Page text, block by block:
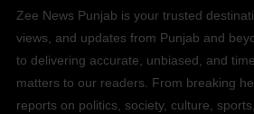
Zee News Punjab is your trusted
views, and updates from Punjab and
to delivering accurate, unbiased, and
matters to our readers. From breaking
reports on politics, society, culture,